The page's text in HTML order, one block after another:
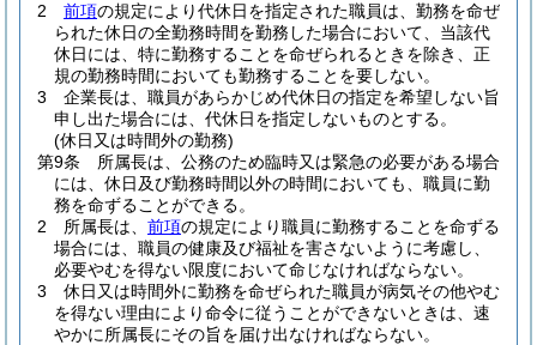
2
前項の規定により代休日を指定された職員は、勤務を命ぜ
られた休日の全勤務時間を勤務した場合において、当該代
休日には、特に勤務することを命ぜられるときを除き、正
規の勤務時間においても勤務することを要しない。
3
企業長は、職員があらかじめ代休日の指定を希望しない旨
申し出た場合には、代休日を指定しないものとする。
(休日又は時間外の勤務)
第9条
所属長は、公務のため臨時又は緊急の必要がある場合
には、休日及び勤務時間以外の時間においても、職員に勤
務を命ずることができる。
2
所属長は、 前項の規定により職員に勤務することを命ずる
場合には、職員の健康及び福祉を害さないように考慮し、
必要やむを得ない限度において命じなければならない。
3
休日又は時間外に勤務を命ぜられた職員が病気その他やむ
を得ない理由により命令に従うことができないときは、速
やかに所属長にその旨を届け出なければならない。